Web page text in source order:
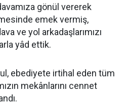
gönül vererek
emek vermiş,
ve yol arkadaşlarımızı
yâd ettik.
ebediyete irtihal eden tüm
mekânlarını cennet